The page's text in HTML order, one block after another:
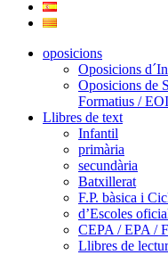
oposicions
Oposicions
Oposicions de
Formatius / EOI
Llibres de text
Infantil
primària
secundària
Batxillerat
F.P. bàsica i
d’Escoles
CEPA / EPA /
Llibres de